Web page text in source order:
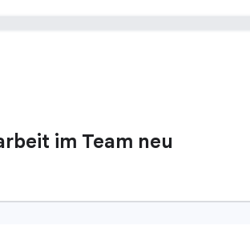
im Team neu